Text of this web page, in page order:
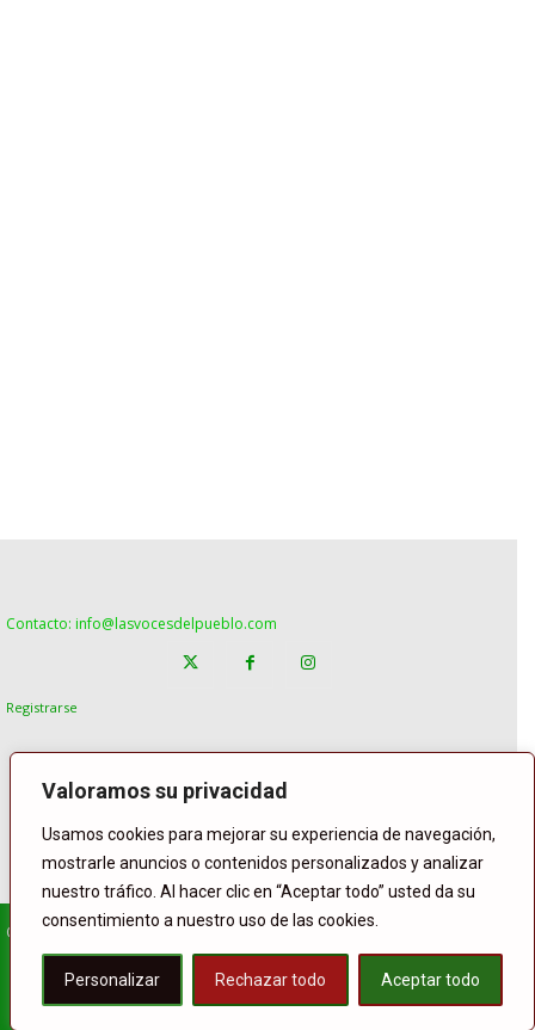
Valoramos su privacidad
Usamos cookies para mejorar su experiencia de navegación,
mostrarle anuncios o contenidos personalizados y analizar
nuestro tráfico. Al hacer clic en “Aceptar todo” usted da su
consentimiento a nuestro uso de las cookies.
Personalizar Rechazar todo Aceptar todo
Contacto: info@lasvocesdelpueblo.com
Registrarse
© Copyright Lasvocesdelpueblo
Homepage POLÍTICA ESPAÑA GENTE
INTERNACIONAL
DEPORTE
El Tiempo Lasvoces
Facebook
TwitterBufferWhatsApp
Compartir